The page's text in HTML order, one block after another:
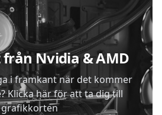
Nvidia & AMD
i framkant när det kommer
Klicka här för att ta dig till
grafikkorten